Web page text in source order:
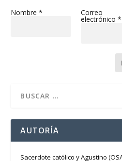
Nombre* Correo
electrónico *
AUTORÍA
Sacerdote católico y Agustino